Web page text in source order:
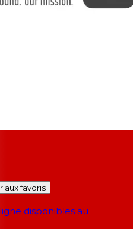
aux favoris
disponibles au